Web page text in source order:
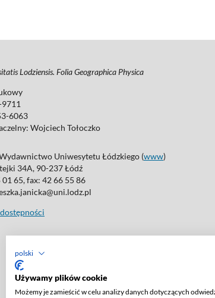
polski
Używamy plików cookie
Możemy je zamieścić w celu analizy danych dotyczących
Lodziensis. Folia Geographica Physica
9711
6063
Wojciech Tołoczko
Uniwesytetu Łódzkiego (www)
34A, 90-237 Łódź
01 65, fax: 42 66 55 86